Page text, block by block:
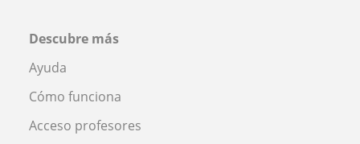
Descubre más
Ayuda
Cómo funciona
Acceso profesores